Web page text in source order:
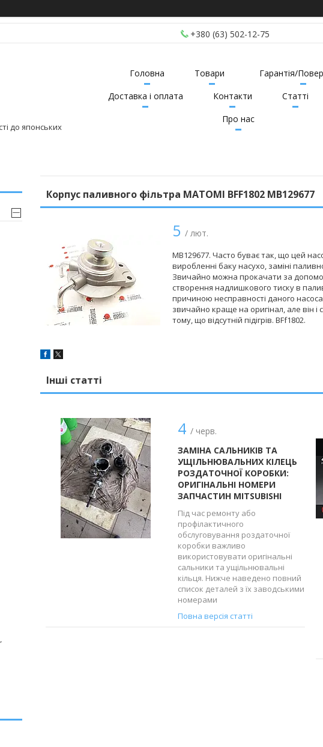
+380 (63) 502-12-75
до японських
Головна Товари
Гарантія/
Доставка і оплата
Контакти Статті
Про нас
Корпус паливного фільтра MATOMI BFF1802 MB129677
5 / лют.
MB129677. Часто буває так, що цей
виробленні баку насухо, заміні
Звичайно можна прокачати за
створення надлишкового тиску в
причиною несправності даного
звичайно краще на оригінал, але він і
тому, що відсутній підігрів. BFf1802.
Інші статті
4/ черв.
ЗАМІНА САЛЬНИКІВ ТА
УЩІЛЬНЮВАЛЬНИХ КІЛЕЦЬ
РОЗДАТОЧНОЇ КОРОБКИ:
ОРИГІНАЛЬНІ НОМЕРИ
ЗАПЧАСТИН MITSUBISHI
Під час ремонту або
профілактичного
обслуговування роздаточної
коробки важливо
використовувати оригінальні
сальники та ущільнювальні
кільця. Нижче наведено повний
список деталей з їх заводськими
номерами
Повна версія статті